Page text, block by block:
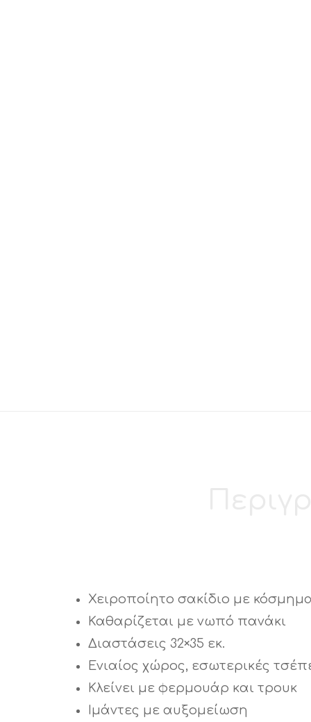
Χειροποίητο σακίδιο με
Καθαρίζεται με νωπό πανάκι
Διαστάσεις 32×35 εκ.
Ενιαίος χώρος, εσωτερικές
Κλείνει με φερμουάρ και τρουκ
Ιμάντες με αυξομείωση